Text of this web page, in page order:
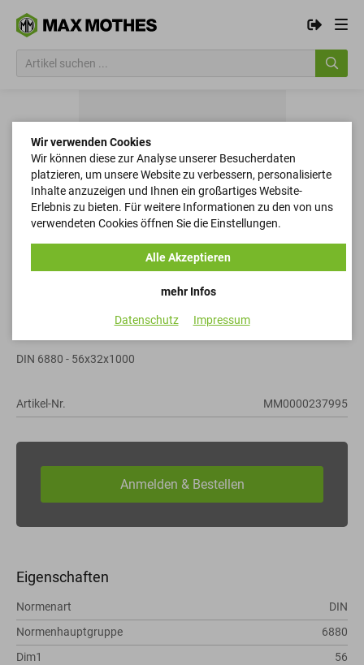
DIN 6880 - 56x32x1000
Artikel-Nr. MM0000237995
Eigenschaften
Normenart
DIN
Normenhauptgruppe
6880
Dim1
56
Wir verwenden Cookies
Wir können diese zur Analyse unserer Besucherdaten
platzieren, um unsere Website zu verbessern, personalisierte
Inhalte anzuzeigen und Ihnen ein großartiges Website-
Erlebnis zu bieten. Für weitere Informationen zu den von uns
verwendeten Cookies öffnen Sie die Einstellungen.
mehr Infos
Alle Akzeptieren
Datenschutz Impressum